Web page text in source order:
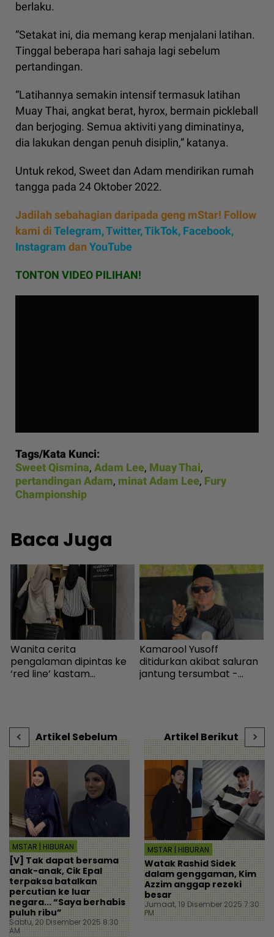
berlaku.
“Setakat ini, dia memang kerap menjalani latihan.
Tinggal beberapa hari sahaja lagi sebelum
pertandingan.
“Latihannya semakin intensif termasuk latihan
Muay Thai, angkat berat, hyrox, bermain pickleball
dan berjoging. Semua aktiviti yang diminatinya,
dia lakukan dengan penuh disiplin,” katanya.
Untuk rekod, Sweet dan Adam mendirikan rumah
tangga pada 24 Oktober 2022.
Jadilah sebahagian daripada geng mStar! Follow
kami diTelegram,Twitter,TikTok, Facebook,
Instagram dan YouTube
TONTON VIDEO PILIHAN!
Tags/Kata Kunci:
Sweet Qismina, Adam Lee, Muay Thai,
pertandingan Adam, minat Adam Lee, Fury
Championship
Baca Juga
Wanita cerita
pengalaman dipintas ke
‘red line’ kastam
Kamarool Yusoff
ditidurkan akibat saluran
jantung tersumbat -
Artikel Sebelum
MSTAR | HIBURAN
[V] Tak dapat bersama
anak-anak, Cik Epal
terpaksa batalkan
percutian ke luar
negara... “Saya berhabis
puluh ribu”
Sabtu, 20 Disember 2025 8:30
AM
Artikel Berikut
MSTAR | HIBURAN
Watak Rashid Sidek
dalam genggaman, Kim
Azzim anggap rezeki
besar
Jumaat, 19 Disember 2025 7:30
PM